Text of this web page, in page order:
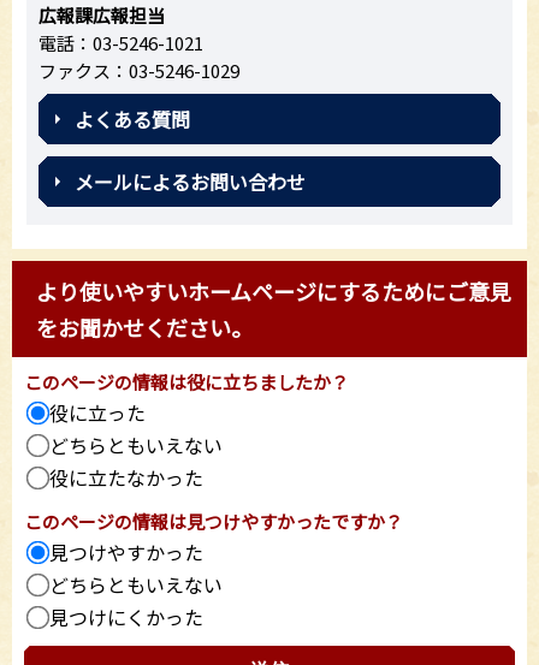
広報課広報担当
電話：03-5246-1021
ファクス：03-5246-1029
よくある質問
メールによるお問い合わせ
より使いやすいホームページにするためにご意見
をお聞かせください。
このページの情報は役に立ちましたか？
役に立った
どちらともいえない
役に立たなかった
このページの情報は見つけやすかったですか？
見つけやすかった
どちらともいえない
見つけにくかった